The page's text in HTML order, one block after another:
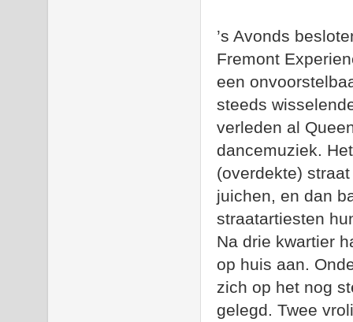
’s Avonds
Fremont
een
steeds
verleden al
dancemuziek.
(overdekte)
juichen, en dan
straatartiesten
Na drie kwartier
op huis aan.
zich op het nog
gelegd. Twee